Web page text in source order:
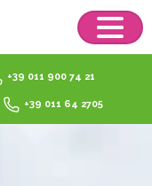
+39 011 900 74 21
+39 011 64 2705